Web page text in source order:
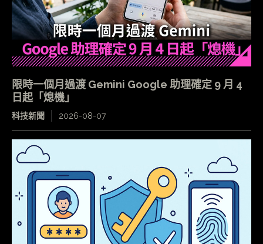
限時一個月過渡 Gemini Google 助理確定 9 月 4
日起「熄機」
科技新聞 2026-08-07